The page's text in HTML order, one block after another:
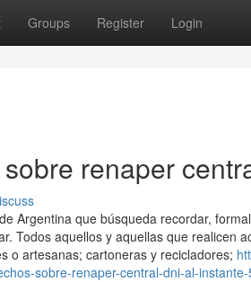
Groups Register Login
renaper
Argentina que búsqueda recordar,
Todos aquellos y aquellas que realicen
o artesanas; cartoneras y recicladores;
sobre-renaper-central-dni-al-instante-